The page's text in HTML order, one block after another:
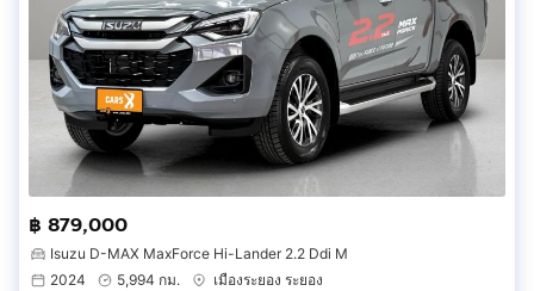
฿ 879,000
Isuzu D-MAX MaxForce Hi-Lander 2.2 Ddi M
2024
5,994 กม.
เมืองระยอง ระยอง